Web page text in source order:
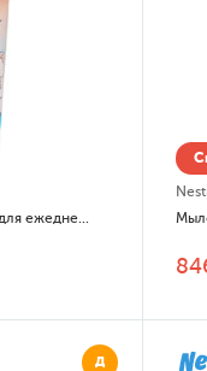
Добрый Мишка Крем для ежедневного ухода за чувствительной кожей
Д